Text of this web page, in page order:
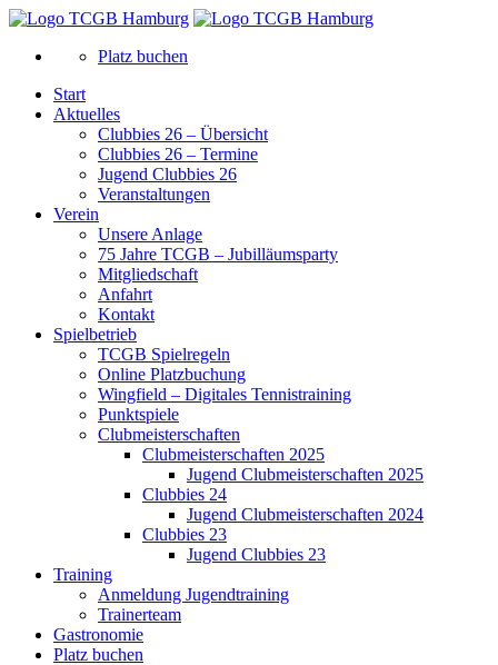
Platz buchen
Start
Aktuelles
Clubbies 26 – Übersicht
Clubbies 26 – Termine
Jugend Clubbies 26
Veranstaltungen
Verein
Unsere Anlage
75 Jahre TCGB – Jubilläumsparty
Mitgliedschaft
Anfahrt
Kontakt
Spielbetrieb
TCGB Spielregeln
Online Platzbuchung
Wingfield – Digitales Tennistraining
Punktspiele
Clubmeisterschaften
Clubmeisterschaften 2025
Jugend Clubmeisterschaften 2025
Clubbies 24
Jugend Clubmeisterschaften 2024
Clubbies 23
Jugend Clubbies 23
Training
Anmeldung Jugendtraining
Trainerteam
Gastronomie
Platz buchen